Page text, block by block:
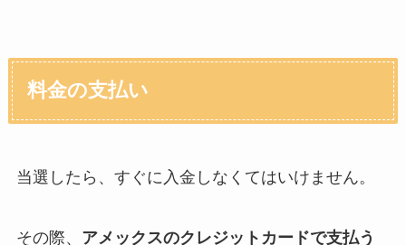
料金の支払い
当選したら、すぐに入金しなくてはいけません。
その際、 アメックスのクレジットカードで支払う